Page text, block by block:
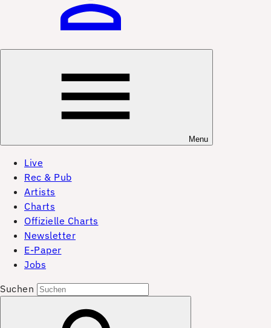
Menu
Live
Rec & Pub
Artists
Charts
Offizielle Charts
Newsletter
E-Paper
Jobs
Suchen